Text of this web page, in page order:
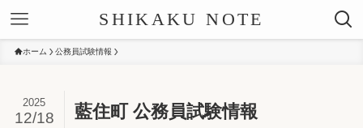
SHIKAKU NOTE
ホーム 公務員試験情報
藍住町 公務員試験情報
2025
12/18